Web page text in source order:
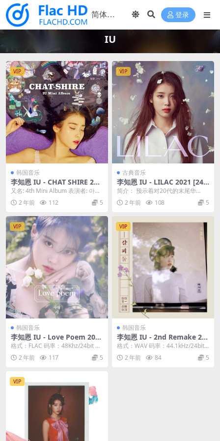
登录
IU
VIP
韩国音乐
李知恩 IU - CHAT SHIRE 201
5 [24bit/48kHz] [Hi-Res Fla
c 327MB]
又名: 4th Mini Album 表演者: 아이
유 / IU 流派: 流行 ...
2 年前 112 5
VIP
古典音乐
李知恩 IU - LILAC 2021 [24b
it/48kHz] [Hi-Res Flac 440
MB]
简介： 预示着对20代的末尾华
丽"问候"的IU随着春天的气息以第
五张正规专辑《L...
2 年前 108 5
VIP
韩国音乐
李知恩 IU - Love Poem 2019
[24bit/48Khz] [Hi-Res Flac 3
30MB]
格式：FLAC 码率：48Khz/24bit 流
派：流行 发行日期：2019-1...
2 年前 117 5
VIP
韩国音乐
李知恩 IU - 2nd Remake 20
17 Album 꽃갈피 둘[24bit/4
4.1kHz] [Hi-Res WAV 347M
B]
格式：WAV 码率：44.1kHz/24bit
流派：流行 发行日期：2017-...
2 年前 84 5
VIP